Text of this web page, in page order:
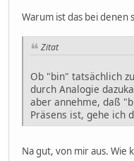
Warum ist das bei denen
Zitat
Ob "bin" tatsächlich
durch Analogie
aber annehme, daß
Präsens ist, gehe ich
Na gut, von mir aus. Wie